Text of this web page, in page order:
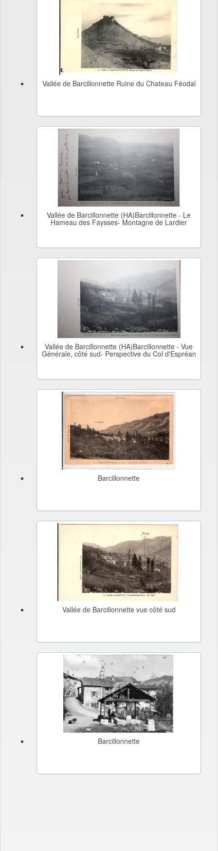
Vallée de Barcillonnette Ruine du Chateau Féodal
Vallée de Barcillonnette (HA)Barcillonnette - Le
Hameau des Faysses- Montagne de Lardier
Vallée de Barcillonnette (HA)Barcillonnette - Vue
Générale, côté sud- Perspective du Col d'Espréan
Barcillonnette
Vallée de Barcillonnette vue côté sud
Barcillonnette